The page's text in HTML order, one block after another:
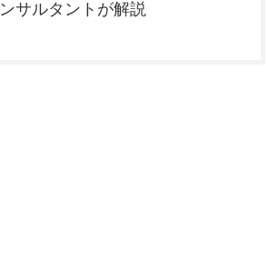
ンサルタントが解説